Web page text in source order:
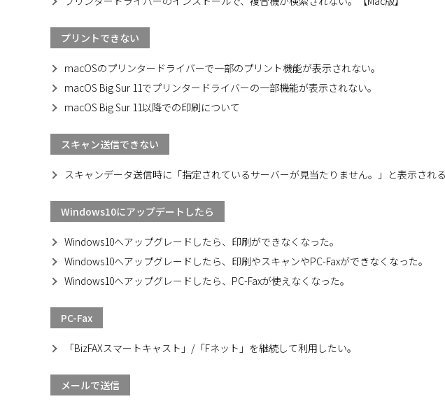
プリントできない
macOSのプリンタードライバーで一部のプリント機能が表示されない。
macOS Big Sur 11でプリンタードライバーの一部機能が表示されない。
macOS Big Sur 11以降での印刷について
スキャン送信できない
スキャンデータ送信時に「指定されているサーバーが見当たりません。」と表示される
Windows10にアップデートしたら
Windows10へアップグレードしたら、印刷ができなくなった。
Windows10へアップグレードしたら、印刷やスキャンやPC-Faxができなくなった。
Windows10へアップグレードしたら、PC-Faxが使えなくなった。
PC-Fax
「BizFAXスマートキャスト」/「Fネット」を継続して利用したい。
メールで送信